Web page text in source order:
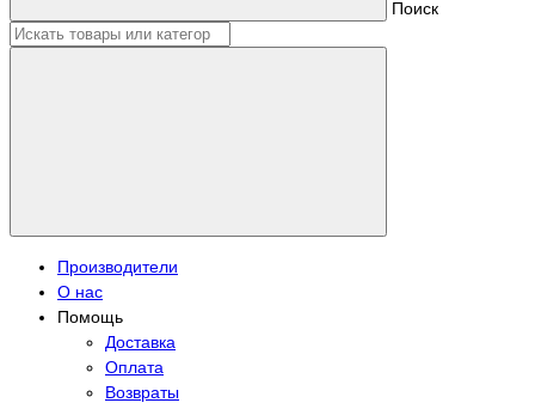
Поиск
Производители
О нас
Помощь
Доставка
Оплата
Возвраты